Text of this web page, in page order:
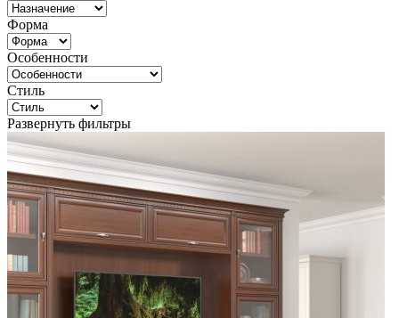
Форма
Особенности
Стиль
Развернуть фильтры